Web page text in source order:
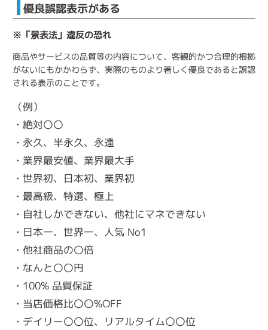
優良誤認表示がある
※「景表法」違反の恐れ
商品やサービスの品質等の内容について、客観的かつ合理的根拠
がないにもかかわらず、実際のものより著しく優良であると誤認
される表示のことです。
（例）
・絶対〇〇
・永久、半永久、永遠
・業界最安値、業界最大手
・世界初、日本初、業界初
・最高級、特選、極上
・自社しかできない、他社にマネできない
・日本一、世界一、人気 No1
・他社商品の〇倍
・なんと〇〇円
・100% 品質保証
・当店価格比〇〇%OFF
・デイリー〇〇位、リアルタイム〇〇位